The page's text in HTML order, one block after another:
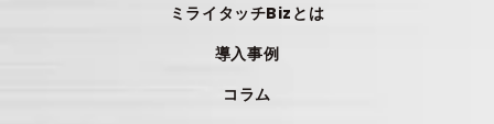
ミライタッチBizとは
導入事例
コラム